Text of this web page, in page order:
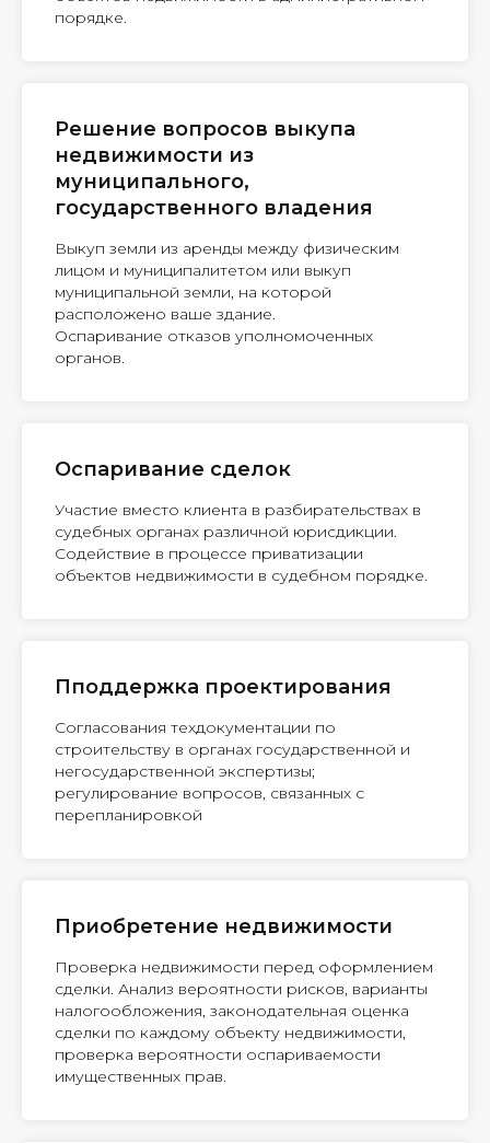
порядке.
Решение вопросов выкупа
недвижимости из
муниципального,
государственного владения
Выкуп земли из аренды между физическим
лицом и муниципалитетом или выкуп
муниципальной земли, на которой
расположено ваше здание.
Оспаривание отказов уполномоченных
органов.
Оспаривание сделок
Участие вместо клиента в разбирательствах в
судебных органах различной юрисдикции.
Содействие в процессе приватизации
объектов недвижимости в судебном порядке.
Пподдержка проектирования
Согласования техдокументации по
строительству в органах государственной и
негосударственной экспертизы;
регулирование вопросов, связанных с
перепланировкой
Приобретение недвижимости
Проверка недвижимости перед оформлением
сделки. Анализ вероятности рисков, варианты
налогообложения, законодательная оценка
сделки по каждому объекту недвижимости,
проверка вероятности оспариваемости
имущественных прав.